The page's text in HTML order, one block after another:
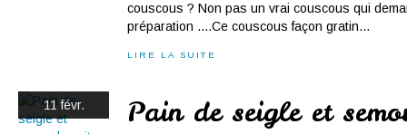
couscous ? Non pas un vrai couscous qui
préparation ....Ce couscous façon gratin...
LIRE LA SUITE
11 févr.
Pain de seigle et